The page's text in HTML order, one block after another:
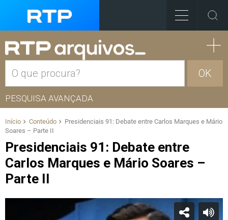
OK
PESQUISA AVANÇADA
Início Conteúdo
Presidenciais 91: Debate entre Carlos Marques e Mário
Soares – Parte II
Presidenciais 91: Debate entre
Carlos Marques e Mário Soares –
Parte II